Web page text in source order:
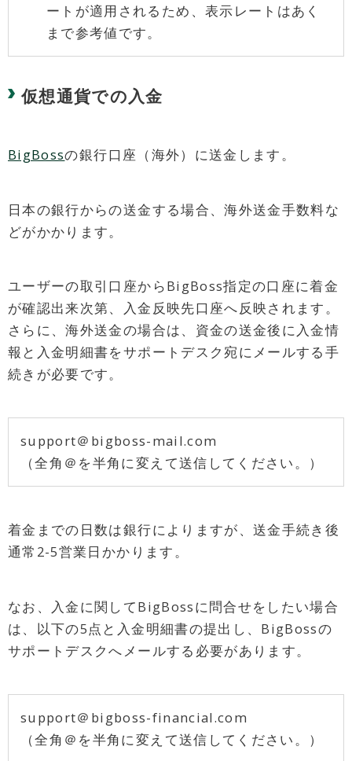
ートが適用されるため、表示レートはあく
まで参考値です。
仮想通貨での入金
BigBossの銀行口座（海外）に送金します。
日本の銀行からの送金する場合、海外送金手数料な
どがかかります。
ユーザーの取引口座からBigBoss指定の口座に着金
が確認出来次第、入金反映先口座へ反映されます。
さらに、海外送金の場合は、資金の送金後に入金情
報と入金明細書をサポートデスク宛にメールする手
続きが必要です。
support＠bigboss-mail.com
（全角＠を半角に変えて送信してください。）
着金までの日数は銀行によりますが、送金手続き後
通常2-5営業日かかります。
なお、入金に関してBigBossに問合せをしたい場合
は、以下の5点と入金明細書の提出し、BigBossの
サポートデスクへメールする必要があります。
support＠bigboss-financial.com
（全角＠を半角に変えて送信してください。）